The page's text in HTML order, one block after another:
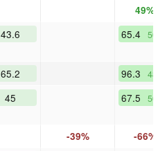
49%
43.6 65.4
65.2 96.3
45 67.5
-39% -66%